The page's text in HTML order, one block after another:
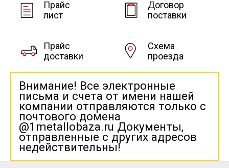
Прайс
лист
Договор
поставки
Прайс
доставки
Схема
проезда
Внимание! Все электронные
письма и счета от имени нашей
компании отправляются только с
почтового домена
@1metallobaza.ru Документы,
отправленные с других адресов
недействительны!